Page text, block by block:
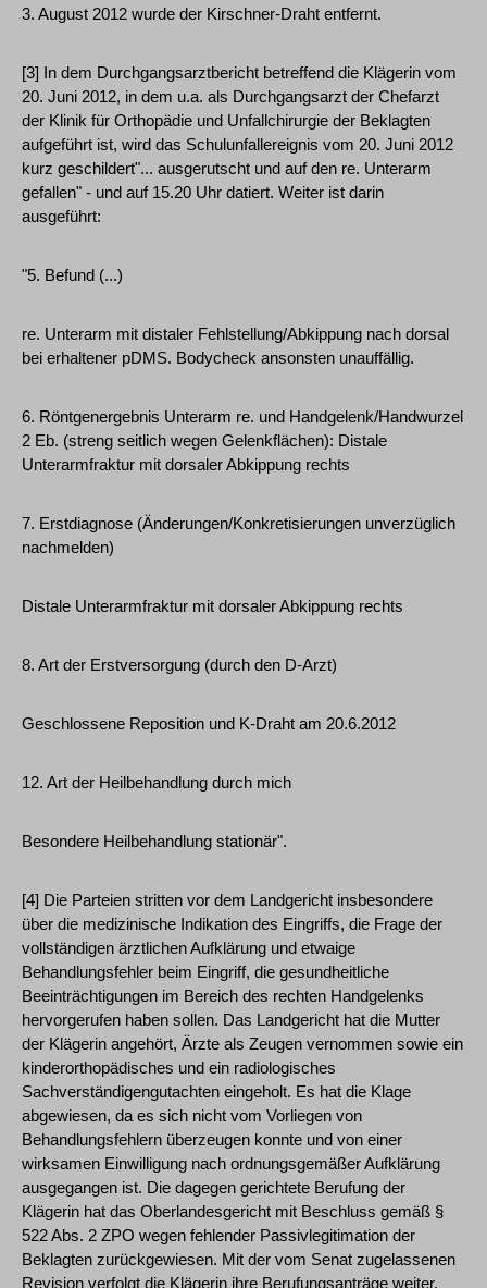
3. August 2012 wurde der Kirschner-Draht entfernt.
[3] In dem Durchgangsarztbericht betreffend die Klägerin vom
20. Juni 2012, in dem u.a. als Durchgangsarzt der Chefarzt
der Klinik für Orthopädie und Unfallchirurgie der Beklagten
aufgeführt ist, wird das Schulunfallereignis vom 20. Juni 2012
kurz geschildert"... ausgerutscht und auf den re. Unterarm
gefallen" - und auf 15.20 Uhr datiert. Weiter ist darin
ausgeführt:
"5. Befund (...)
re. Unterarm mit distaler Fehlstellung/Abkippung nach dorsal
bei erhaltener pDMS. Bodycheck ansonsten unauffällig.
6. Röntgenergebnis Unterarm re. und Handgelenk/Handwurzel
2 Eb. (streng seitlich wegen Gelenkflächen): Distale
Unterarmfraktur mit dorsaler Abkippung rechts
7. Erstdiagnose (Änderungen/Konkretisierungen unverzüglich
nachmelden)
Distale Unterarmfraktur mit dorsaler Abkippung rechts
8. Art der Erstversorgung (durch den D-Arzt)
Geschlossene Reposition und K-Draht am 20.6.2012
12. Art der Heilbehandlung durch mich
Besondere Heilbehandlung stationär".
[4] Die Parteien stritten vor dem Landgericht insbesondere
über die medizinische Indikation des Eingriffs, die Frage der
vollständigen ärztlichen Aufklärung und etwaige
Behandlungsfehler beim Eingriff, die gesundheitliche
Beeinträchtigungen im Bereich des rechten Handgelenks
hervorgerufen haben sollen. Das Landgericht hat die Mutter
der Klägerin angehört, Ärzte als Zeugen vernommen sowie ein
kinderorthopädisches und ein radiologisches
Sachverständigengutachten eingeholt. Es hat die Klage
abgewiesen, da es sich nicht vom Vorliegen von
Behandlungsfehlern überzeugen konnte und von einer
wirksamen Einwilligung nach ordnungsgemäßer Aufklärung
ausgegangen ist. Die dagegen gerichtete Berufung der
Klägerin hat das Oberlandesgericht mit Beschluss gemäß §
522 Abs. 2 ZPO wegen fehlender Passivlegitimation der
Beklagten zurückgewiesen. Mit der vom Senat zugelassenen
Revision verfolgt die Klägerin ihre Berufungsanträge weiter.